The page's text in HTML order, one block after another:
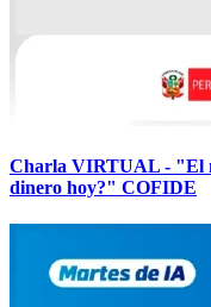
Charla VIRTUAL - "El
dinero hoy?" COFIDE